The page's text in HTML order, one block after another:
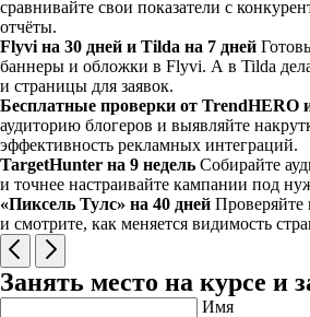
сравнивайте свои показатели с
отчёты.
Flyvi на 30 дней и Tilda на 7 дней
баннеры и обложки в Flyvi. А в Tilda
и страницы для заявок.
Бесплатные проверки от TrendHERO
аудиторию блогеров и выявляйте
эффективность рекламных интеграций.
TargetHunter на 9 недель Собирайте
и точнее настраивайте кампании под
«Пиксель Тулс» на 40 дней Проверяйте
и смотрите, как меняется видимость
Занять место на курсе и
Имя